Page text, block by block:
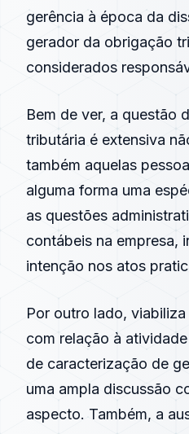
gerência à época da
gerador da obrigação
considerados
Bem de ver, a questão
tributária é extensiva
também aquelas
alguma forma uma
as questões
contábeis na empresa,
intenção nos atos
Por outro lado,
com relação à
de caracterização de
uma ampla discussão
aspecto. Também, a